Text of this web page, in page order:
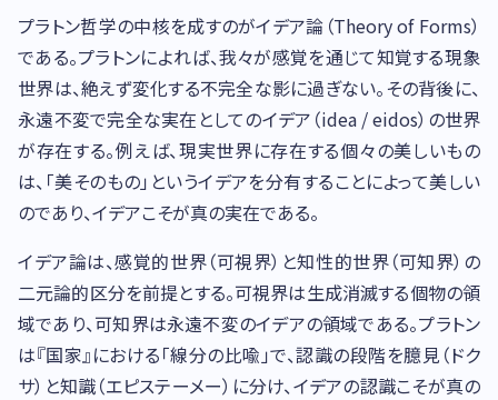
プラトン哲学の中核を成すのがイデア論（Theory of Forms）
である。プラトンによれば、我々が感覚を通じて知覚する現象
世界は、絶えず変化する不完全な影に過ぎない。その背後に、
永遠不変で完全な実在としてのイデア（idea / eidos）の世界
が存在する。例えば、現実世界に存在する個々の美しいもの
は、「美そのもの」というイデアを分有することによって美しい
のであり、イデアこそが真の実在である。
イデア論は、感覚的世界（可視界）と知性的世界（可知界）の
二元論的区分を前提とする。可視界は生成消滅する個物の領
域であり、可知界は永遠不変のイデアの領域である。プラトン
は『国家』における「線分の比喩」で、認識の段階を臆見（ドク
サ）と知識（エピステーメー）に分け、イデアの認識こそが真の